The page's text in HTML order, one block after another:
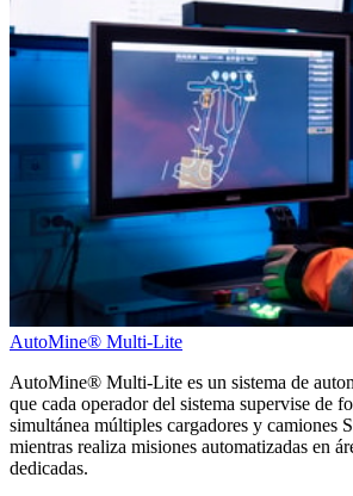
AutoMine® Multi-Lite
AutoMine® Multi-Lite es un sistema de
que cada operador del sistema supervise de
simultánea múltiples cargadores y camiones
mientras realiza misiones automatizadas en
dedicadas.